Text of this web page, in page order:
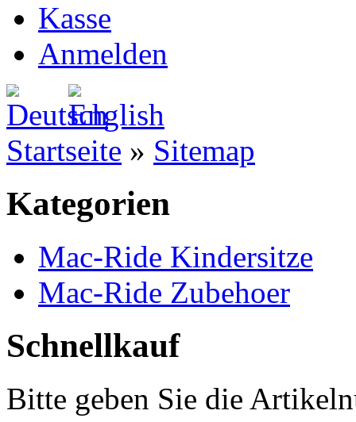
Kasse
Anmelden
Startseite » Sitemap
Kategorien
Mac-Ride Kindersitze
Mac-Ride Zubehoer
Schnellkauf
Bitte geben Sie die